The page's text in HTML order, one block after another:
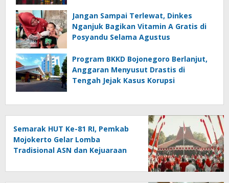
Jangan Sampai Terlewat, Dinkes
Nganjuk Bagikan Vitamin A Gratis di
Posyandu Selama Agustus
Program BKKD Bojonegoro Berlanjut,
Anggaran Menyusut Drastis di
Tengah Jejak Kasus Korupsi
Semarak HUT Ke-81 RI, Pemkab
Mojokerto Gelar Lomba
Tradisional ASN dan Kejuaraan